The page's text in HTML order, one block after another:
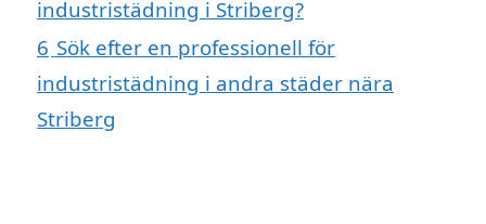
industristädning i Striberg?
6 Sök efter en professionell för
industristädning i andra städer nära
Striberg